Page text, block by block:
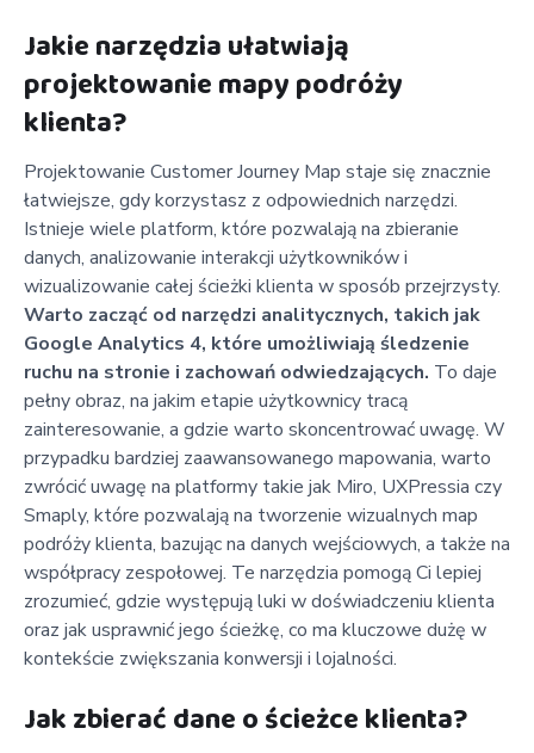
Jakie narzędzia ułatwiają
projektowanie mapy podróży
klienta?
Projektowanie Customer Journey Map staje się znacznie
łatwiejsze, gdy korzystasz z odpowiednich narzędzi.
Istnieje wiele platform, które pozwalają na zbieranie
danych, analizowanie interakcji użytkowników i
wizualizowanie całej ścieżki klienta w sposób przejrzysty.
Warto zacząć od narzędzi analitycznych, takich jak
Google Analytics 4, które umożliwiają śledzenie
ruchu na stronie i zachowań odwiedzających. To daje
pełny obraz, na jakim etapie użytkownicy tracą
zainteresowanie, a gdzie warto skoncentrować uwagę. W
przypadku bardziej zaawansowanego mapowania, warto
zwrócić uwagę na platformy takie jak Miro, UXPressia czy
Smaply, które pozwalają na tworzenie wizualnych map
podróży klienta, bazując na danych wejściowych, a także na
współpracy zespołowej. Te narzędzia pomogą Ci lepiej
zrozumieć, gdzie występują luki w doświadczeniu klienta
oraz jak usprawnić jego ścieżkę, co ma kluczowe dużę w
kontekście zwiększania konwersji i lojalności.
Jak zbierać dane o ścieżce klienta?